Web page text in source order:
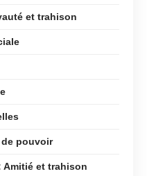
et trahison
pouvoir
et trahison